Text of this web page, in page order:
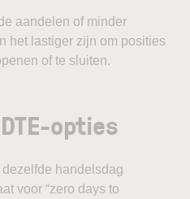
aandelen of minder
het lastiger zijn om posities
of te sluiten.
opties
handelsdag
voor “zero days to